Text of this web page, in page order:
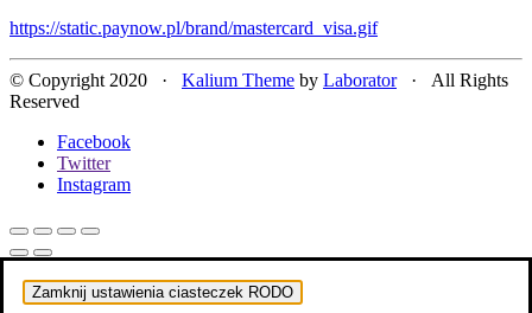
https://static.paynow.pl/brand/mastercard_visa.gif
© Copyright 2020 · Kalium Theme by Laborator· All Rights
Reserved
Facebook
Twitter
Instagram
Zamknij ustawienia ciasteczek RODO